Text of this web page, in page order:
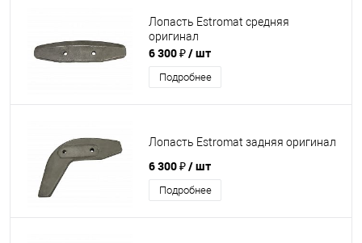
Лопасть Estromat средняя
оригинал
6 300 ₽/ шт
Подробнее
Лопасть Estromat задняя оригинал
6 300 ₽/ шт
Подробнее